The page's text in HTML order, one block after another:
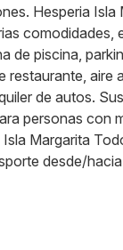
Hesperia Isla
comodidades,
de piscina,
restaurante, aire
de autos.
personas con
Margarita
desde/